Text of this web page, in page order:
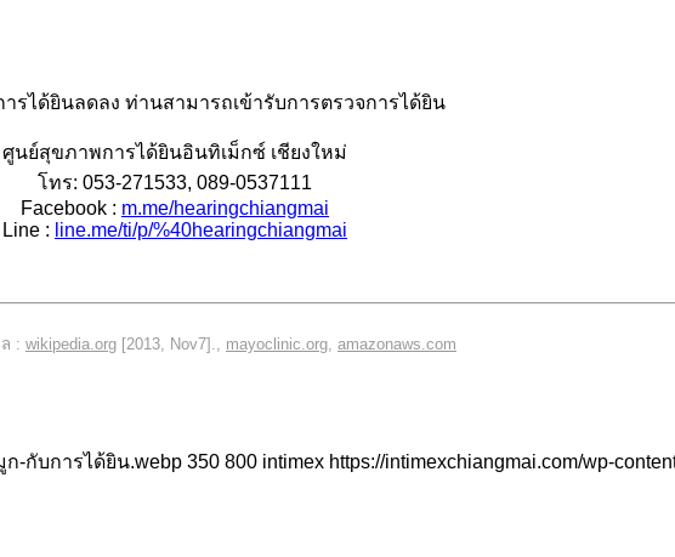
รได้ยินลดลง ท่านสามารถเข้ารับการตรวจการได้ยิน
ศูนย์สุขภาพการได้ยินอินทิเม็กซ์ เชียงใหม่
โทร: 053-271533, 089-0537111
Facebook : m.me/hearingchiangmai
Line : line.me/ti/p/%40hearingchiangmai
: wikipedia.org [2013, Nov7]., mayoclinic.org amazonaws.com
ก-กับการได้ยิน.webp 350 800 intimex https://intimexchiangmai.com/wp-